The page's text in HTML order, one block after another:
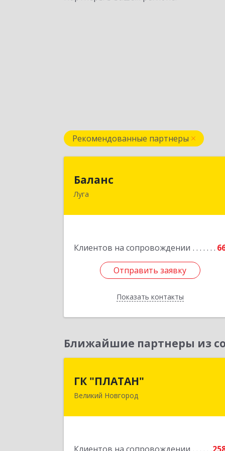
Рекомендованные партнеры
Баланс
Луга
Клиентов на сопровождении
Отправить заявку
Показать контакты
Отправить заявку
Назад
Ближайшие партнеры из
ГК "ПЛАТАН"
Великий Новгород
173003, Новгородская обл, Великий